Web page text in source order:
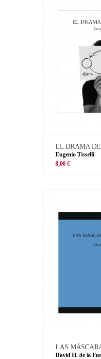
EL DRAMA
Eugenio Tisselli
8,00 €
LAS
David H. de la